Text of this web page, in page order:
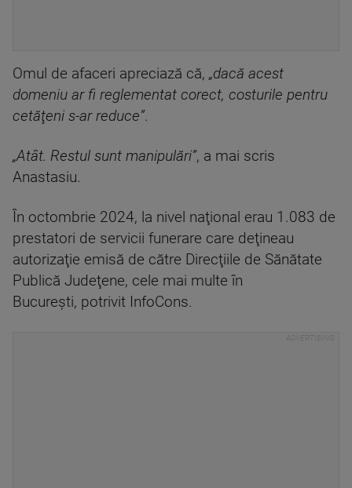
Omul de afaceri apreciază că, „dacă acest
domeniu ar fi reglementat corect, costurile pentru
cetăţeni s-ar reduce”.
„Atât. Restul sunt manipulări”, a mai scris
Anastasiu.
În octombrie 2024, la nivel naţional erau 1.083 de
prestatori de servicii funerare care deţineau
autorizaţie emisă de către Direcţiile de Sănătate
Publică Judeţene, cele mai multe în
Bucureşti, potrivit InfoCons.